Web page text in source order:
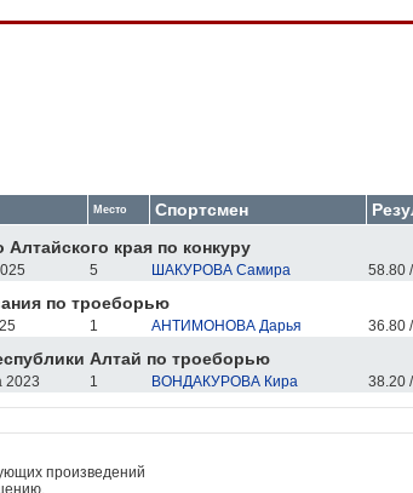
Место Спортсмен
края по конкуру
5 ШАКУРОВА Самира 58.80
по троеборью
1 АНТИМОНОВА Дарья 36.80
Алтай по троеборью
2023 1 ВОНДАКУРОВА Кира 38.20
произведений